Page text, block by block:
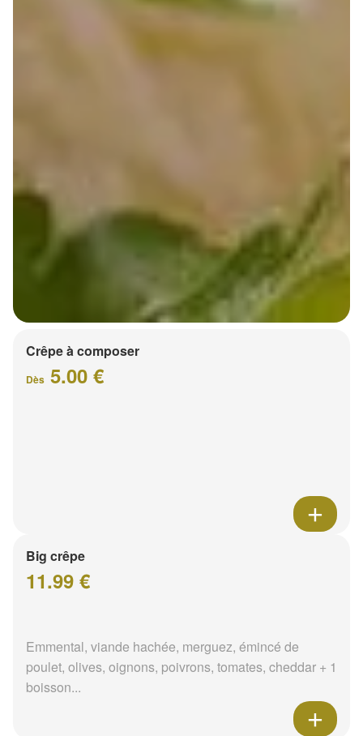
Crêpe à composer
Dès 5.00 €
Big crêpe
11.99 €
Emmental, viande hachée, merguez, émincé de
poulet, olives, oignons, poivrons, tomates, cheddar + 1
boisson...